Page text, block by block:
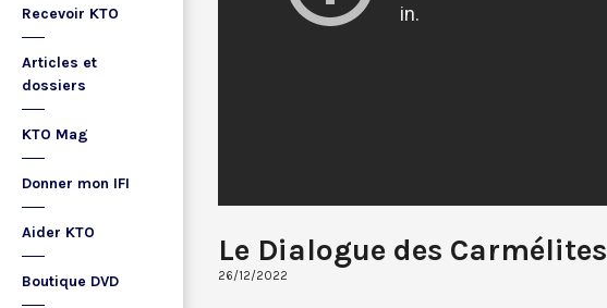
Recevoir KTO
Articles et
dossiers
KTO Mag
Donner mon IFI
Aider KTO
Boutique DVD
Le Dialogue des Carmélites
26/12/2022